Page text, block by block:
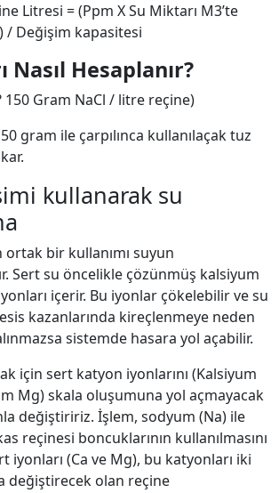
Litresi = (Ppm X Su Miktarı M3’te
/ Değişim kapasitesi
Nasıl Hesaplanır?
150 Gram NaCl / litre reçine)
gram ile çarpılınca kullanılaçak tuz
kullanarak su
bir kullanımı suyun
Sert su öncelikle çözünmüş kalsiyum
içerir. Bu iyonlar çökelebilir ve su
kazanlarında kireçlenmeye neden
sistemde hasara yol açabilir.
için sert katyon iyonlarını (Kalsiyum
Mg) skala oluşumuna yol açmayacak
değiştiririz. İşlem, sodyum (Na) ile
reçinesi boncuklarının kullanılmasını
iyonları (Ca ve Mg), bu katyonları iki
değiştirecek olan reçine